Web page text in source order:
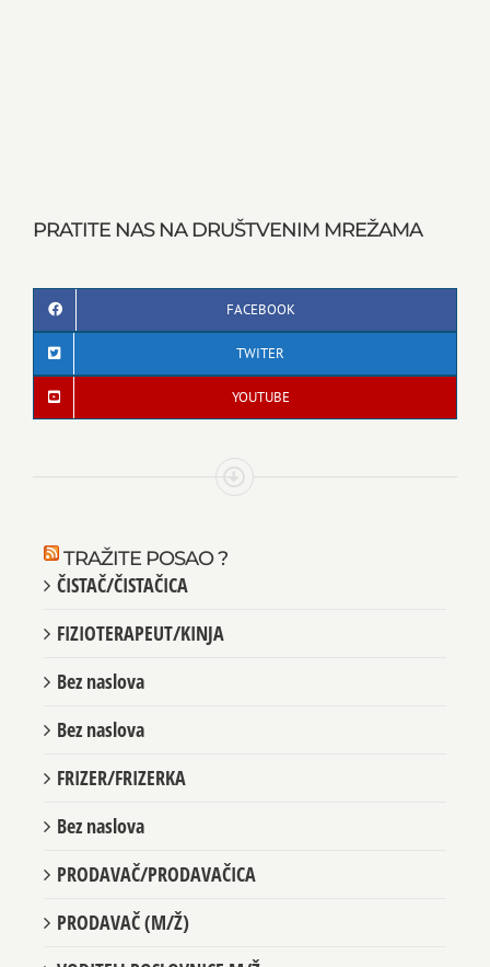
PRATITE NAS NA DRUŠTVENIM MREŽAMA
FACEBOOK
TWITER
YOUTUBE
TRAŽITE POSAO ?
ČISTAČ/ČISTAČICA
FIZIOTERAPEUT/KINJA
Bez naslova
Bez naslova
FRIZER/FRIZERKA
Bez naslova
PRODAVAČ/PRODAVAČICA
PRODAVAČ (M/Ž)